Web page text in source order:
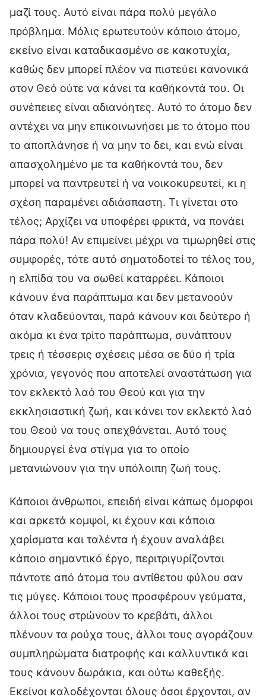
μαζί τους. Αυτό είναι πάρα πολύ μεγάλο
πρόβλημα. Μόλις ερωτευτούν κάποιο άτομο,
εκείνο είναι καταδικασμένο σε κακοτυχία,
καθώς δεν μπορεί πλέον να πιστεύει κανονικά
στον Θεό ούτε να κάνει τα καθήκοντά του. Οι
συνέπειες είναι αδιανόητες. Αυτό το άτομο δεν
αντέχει να μην επικοινωνήσει με το άτομο που
το αποπλάνησε ή να μην το δει, και ενώ είναι
απασχολημένο με τα καθήκοντά του, δεν
μπορεί να παντρευτεί ή να νοικοκυρευτεί, κι η
σχέση παραμένει αδιάσπαστη. Τι γίνεται στο
τέλος; Αρχίζει να υποφέρει φρικτά, να πονάει
πάρα πολύ! Αν επιμείνει μέχρι να τιμωρηθεί στις
συμφορές, τότε αυτό σηματοδοτεί το τέλος του,
η ελπίδα του να σωθεί καταρρέει. Κάποιοι
κάνουν ένα παράπτωμα και δεν μετανοούν
όταν κλαδεύονται, παρά κάνουν και δεύτερο ή
ακόμα κι ένα τρίτο παράπτωμα, συνάπτουν
τρεις ή τέσσερις σχέσεις μέσα σε δύο ή τρία
χρόνια, γεγονός που αποτελεί αναστάτωση για
τον εκλεκτό λαό του Θεού και για την
εκκλησιαστική ζωή, και κάνει τον εκλεκτό λαό
του Θεού να τους απεχθάνεται. Αυτό τους
δημιουργεί ένα στίγμα για το οποίο
μετανιώνουν για την υπόλοιπη ζωή τους.
Κάποιοι άνθρωποι, επειδή είναι κάπως όμορφοι
και αρκετά κομψοί, κι έχουν και κάποια
χαρίσματα και ταλέντα ή έχουν αναλάβει
κάποιο σημαντικό έργο, περιτριγυρίζονται
πάντοτε από άτομα του αντίθετου φύλου σαν
τις μύγες. Κάποιοι τους προσφέρουν γεύματα,
άλλοι τους στρώνουν το κρεβάτι, άλλοι
πλένουν τα ρούχα τους, άλλοι τους αγοράζουν
συμπληρώματα διατροφής και καλλυντικά και
τους κάνουν δωράκια, και ούτω καθεξής.
Εκείνοι καλοδέχονται όλους όσοι έρχονται, αν